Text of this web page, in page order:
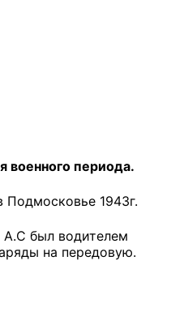
военного периода.
1943г.
А.С был водителем
на передовую.